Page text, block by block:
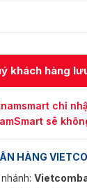
khách hàng
chỉ
sẽ
HÀNG